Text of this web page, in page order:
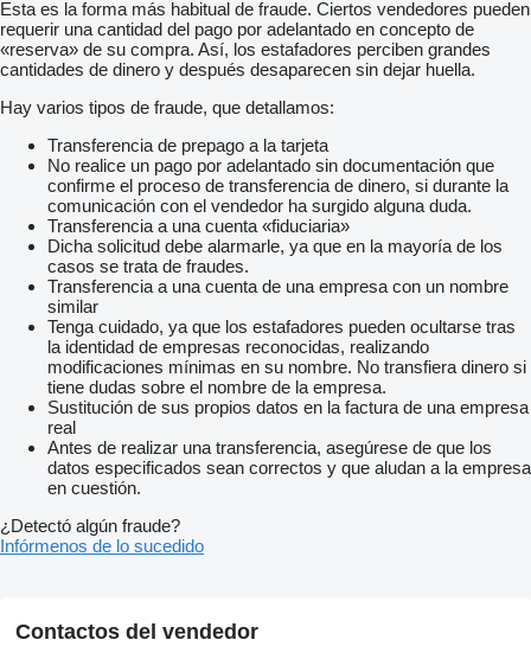
Esta es la forma más habitual de fraude. Ciertos vendedores pueden
requerir una cantidad del pago por adelantado en concepto de
«reserva» de su compra. Así, los estafadores perciben grandes
cantidades de dinero y después desaparecen sin dejar huella.
Hay varios tipos de fraude, que detallamos:
Transferencia de prepago a la tarjeta
No realice un pago por adelantado sin documentación que
confirme el proceso de transferencia de dinero, si durante la
comunicación con el vendedor ha surgido alguna duda.
Transferencia a una cuenta «fiduciaria»
Dicha solicitud debe alarmarle, ya que en la mayoría de los
casos se trata de fraudes.
Transferencia a una cuenta de una empresa con un nombre
similar
Tenga cuidado, ya que los estafadores pueden ocultarse tras
la identidad de empresas reconocidas, realizando
modificaciones mínimas en su nombre. No transfiera dinero si
tiene dudas sobre el nombre de la empresa.
Sustitución de sus propios datos en la factura de una empresa
real
Antes de realizar una transferencia, asegúrese de que los
datos especificados sean correctos y que aludan a la empresa
en cuestión.
¿Detectó algún fraude?
Infórmenos de lo sucedido
Contactos del vendedor